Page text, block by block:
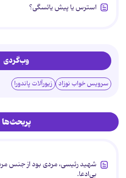
استرس یا پیش یائسگی؟
وب‌گردی
سرویس خواب نوزاد زیورآلات پاندورا
پربحث‌ها
شهید رئیسی، مردی بود از جنس
بی‌ادعا.